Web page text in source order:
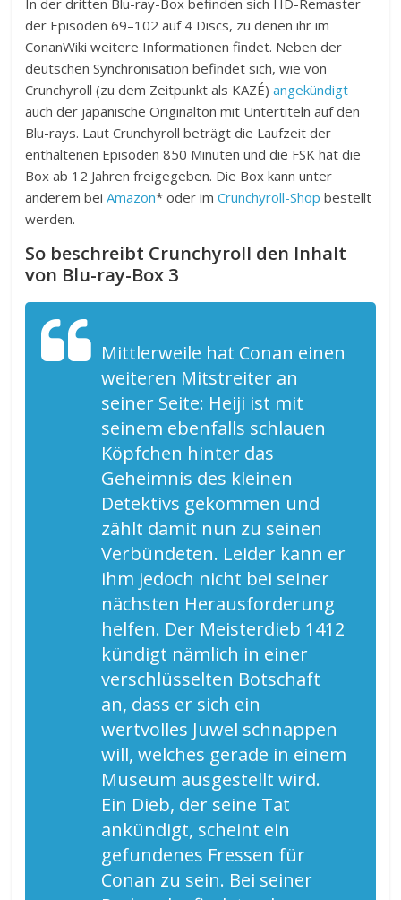
der Episoden 69–102 auf 4 Discs, zu denen ihr im
ConanWiki weitere Informationen findet. Neben der
deutschen Synchronisation befindet sich, wie von
Crunchyroll (zu dem Zeitpunkt als KAZÉ)angekündigt
auch der japanische Originalton mit Untertiteln auf den
Blu-rays. Laut Crunchyroll beträgt die Laufzeit der
enthaltenen Episoden 850 Minuten und die FSK hat die
Box ab 12 Jahren freigegeben. Die Box kann unter
anderem beiAmazon* oder imCrunchyroll-Shop bestellt
werden.
So beschreibt Crunchyroll den Inhalt
von Blu-ray-Box 3
Mittlerweile hat Conan einen
weiteren Mitstreiter an
seiner Seite: Heiji ist mit
seinem ebenfalls schlauen
Köpfchen hinter das
Geheimnis des kleinen
Detektivs gekommen und
zählt damit nun zu seinen
Verbündeten. Leider kann er
ihm jedoch nicht bei seiner
nächsten Herausforderung
helfen. Der Meisterdieb 1412
kündigt nämlich in einer
verschlüsselten Botschaft
an, dass er sich ein
wertvolles Juwel schnappen
will, welches gerade in einem
Museum ausgestellt wird.
Ein Dieb, der seine Tat
ankündigt, scheint ein
gefundenes Fressen für
Conan zu sein. Bei seiner